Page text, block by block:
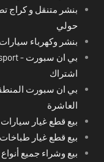
بنشر متنقل و كراج
حولي
بنشر وكهرباء سيارات
اشتراك
بي ان سبورت
العاشرة
بيع قطع غيار سيارات
بيع قطع غيار طباخات
بيع وشراء جميع